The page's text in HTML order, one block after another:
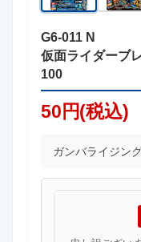
G6-011 N
仮面ライダーブ
100
50円(税込)
ガンバライジン